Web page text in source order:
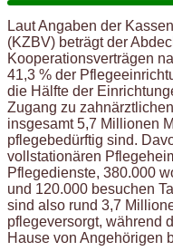
Laut Angaben der
(KZBV) beträgt der
Kooperationsverträgen
41,3 % der
die Hälfte der
Zugang zu
insgesamt 5,7 Millionen
pflegebedürftig sind.
vollstationären
Pflegedienste, 380.000
und 120.000 besuchen
sind also rund 3,7
pflegeversorgt, während
Hause von Angehörigen